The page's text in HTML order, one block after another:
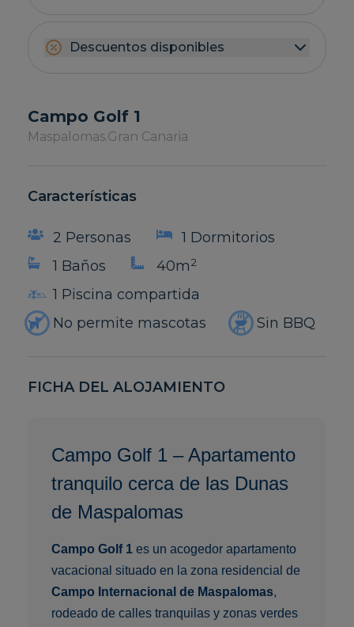
Descuentos disponibles
Campo Golf 1
Maspalomas.Gran Canaria
Características
2 Personas
1 Dormitorios
1 Baños
40m2
1 Piscina compartida
No permite mascotas
Sin BBQ
FICHA DEL ALOJAMIENTO
Campo Golf 1 – Apartamento
tranquilo cerca de las Dunas
de Maspalomas
Campo Golf 1 es un acogedor apartamento
vacacional situado en la zona residencial de
Campo Internacional de Maspalomas,
rodeado de calles tranquilas y zonas verdes